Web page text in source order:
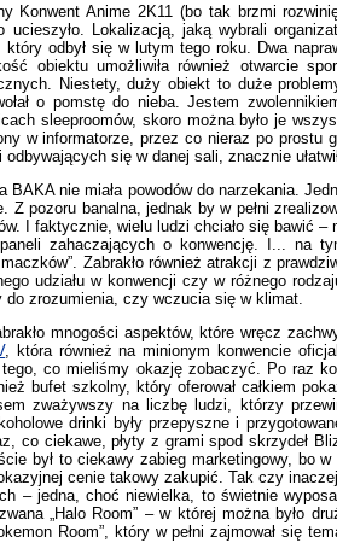
Konwent Anime 2K11 (bo tak brzmi
ucieszyło. Lokalizacją, jaką wybrali
odbył się w lutym tego roku. Dwa
obiektu umożliwiła również otwarcie
Niestety, duży obiekt to duże
o pomstę do nieba. Jestem
sleeproomów, skoro można było je
w informatorze, przez co nieraz po prostu
się w danej sali, znacznie
nie miała powodów do narzekania.
Z pozoru banalna, jednak by w pełni
I faktycznie, wielu ludzi chciało się bawić
zahaczających o konwencję. I... na
Zabrakło również atrakcji z
udziału w konwencji czy w różnego
zrozumienia, czy wczucia się w klimat.
mnogości aspektów, które wręcz
, która również na minionym konwencie
co mieliśmy okazję zobaczyć. Po raz
bufet szkolny, który oferował całkiem
zważywszy na liczbę ludzi, którzy
drinki były przepyszne i
co ciekawe, płyty z grami spod skrzydeł
był to ciekawy zabieg marketingowy, bo
cenie takowy zakupić. Tak czy
– jedna, choć niewielka, to świetnie
„Halo Room” – w której można było
Room”, który w pełni zajmował się